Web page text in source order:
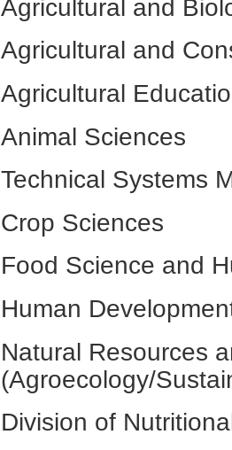
Agricultural and
Agricultural and
Agricultural
Animal Sciences
Technical Systems
Crop Sciences
Food Science and
Human
Natural Resources
(Agroecology/
Division of